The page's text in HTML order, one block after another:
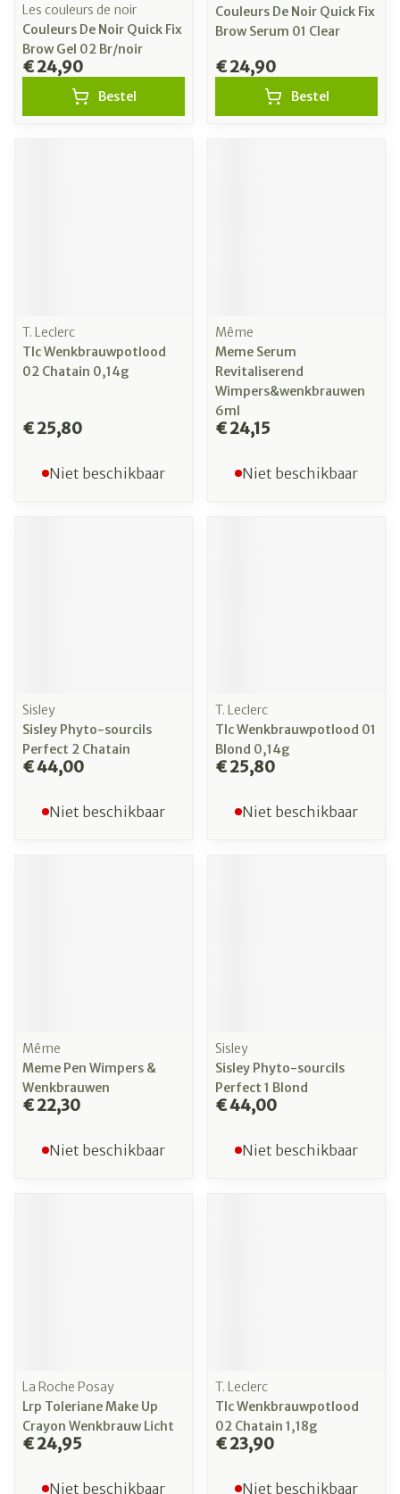
Les couleurs de noir
Couleurs De Noir Quick Fix
Brow Gel 02 Br/noir
€ 24,90
Bestel
Couleurs De Noir Quick Fix
Brow Serum 01 Clear
€ 24,90
Bestel
T. Leclerc
Tlc Wenkbrauwpotlood
02 Chatain 0,14g
€ 25,80
Niet beschikbaar
Même
Meme Serum
Revitaliserend
Wimpers&wenkbrauwen
6ml
€ 24,15
Niet beschikbaar
Sisley
Sisley Phyto-sourcils
Perfect 2 Chatain
€ 44,00
Niet beschikbaar
T. Leclerc
Tlc Wenkbrauwpotlood 01
Blond 0,14g
€ 25,80
Niet beschikbaar
Même
Meme Pen Wimpers &
Wenkbrauwen
€ 22,30
Niet beschikbaar
Sisley
Sisley Phyto-sourcils
Perfect 1 Blond
€ 44,00
Niet beschikbaar
La Roche Posay
Lrp Toleriane Make Up
Crayon Wenkbrauw Licht
€ 24,95
Niet beschikbaar
T. Leclerc
Tlc Wenkbrauwpotlood
02 Chatain 1,18g
€ 23,90
Niet beschikbaar